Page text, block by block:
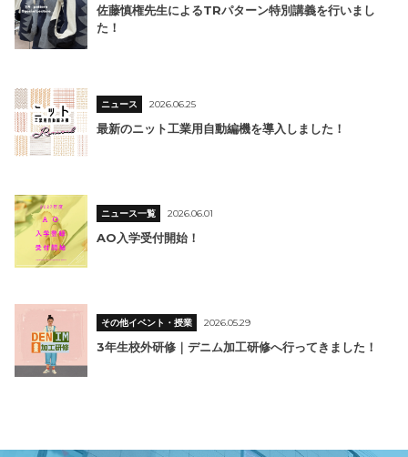
佐藤慎権先生によるTRパターン特別講義を行いまし
た！
ニュース 2026.06.25
最新のニット工業用自動編機を導入しました！
ニュース一覧 2026.06.01
AO入学受付開始！
その他イベント・授業 2026.05.29
3年生校外研修｜デニム加工研修へ行ってきました！